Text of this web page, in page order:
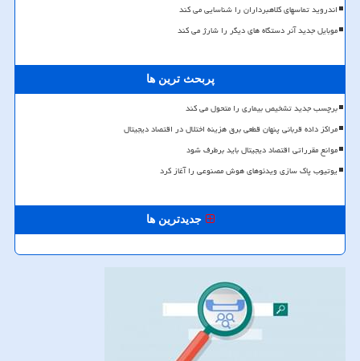
اندروید تماسهای کلاهبرداران را شناسایی می کند
موبایل جدید آنر دستگاه های دیگر را شارژ می کند
پربحث ترین ها
برچسب جدید تشخیص بیماری را متحول می کند
مراکز داده قربانی پنهان قطعی برق هزینه اختلال در اقتصاد دیجیتال
موانع مقرراتی اقتصاد دیجیتال باید برطرف شود
یوتیوب پاک سازی ویدئوهای هوش مصنوعی را آغاز کرد
جدیدترین ها